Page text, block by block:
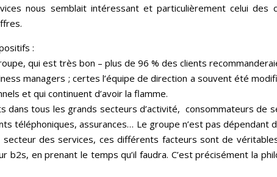
nous semblait intéressant et particulièrement celui des
:
qui est très bon – plus de 96 % des clients
managers ; certes l’équipe de direction a souvent été
et qui continuent d’avoir la flamme.
tous les grands secteurs d’activité, consommateurs de
téléphoniques, assurances… Le groupe n’est pas dépendant
des services, ces différents facteurs sont de
en prenant le temps qu’il faudra. C’est précisément la